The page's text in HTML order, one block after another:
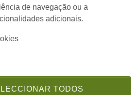
BIO
de navegação ou a
adicionais.
TODOS